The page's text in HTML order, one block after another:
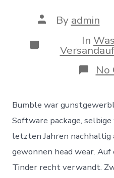
Post
author
By admin
Categories
In
No
Bumble war
Software package,
letzten Jahren nachhaltig
gewonnen head wear.
Tinder recht verwandt.